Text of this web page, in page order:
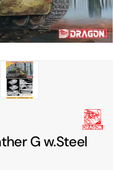
w
widoku
galerii
G w.Steel